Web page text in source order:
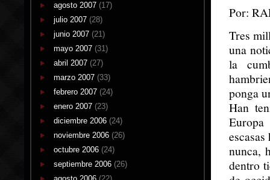
agosto 2007 (17)
julio 2007 (28)
junio 2007 (21)
mayo 2007 (31)
abril 2007 (27)
marzo 2007 (33)
febrero 2007 (24)
enero 2007 (23)
diciembre 2006 (24)
noviembre 2006 (26)
octubre 2006 (24)
septiembre 2006 (26)
Por:
Tres
una
la
ponga
Han
nunca,
dentro